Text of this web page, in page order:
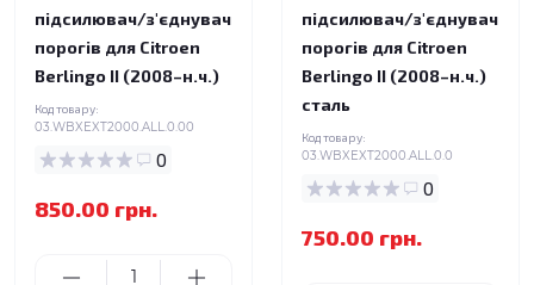
підсилювач/з'єднувач
порогів для Citroen
Berlingo II (2008–н.ч.)
Код товару:
03.WBXEXT2000.ALL.0.00
0
850.00 грн.
підсилювач/з'єднувач
порогів для Citroen
Berlingo II (2008–н.ч.)
сталь
Код товару:
03.WBXEXT2000.ALL.0.0
0
750.00 грн.